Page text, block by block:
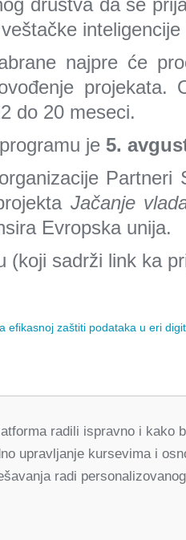
društva da se
inteligencije
najpre će
projekata.
do 20 meseci.
je 5.
Jačanje
Evropska unija.
(koji sadrži link ka
efikasnoj zaštiti podataka u eri
za
radili ispravno i
upravljanje kursevima i
radi